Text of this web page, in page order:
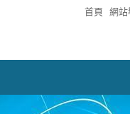
首頁 網